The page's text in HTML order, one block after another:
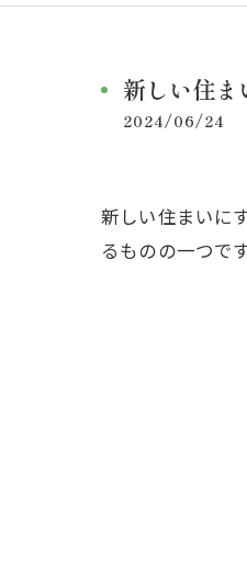
新しい住ま
2024/06/24
新しい住まいに
るものの一つで